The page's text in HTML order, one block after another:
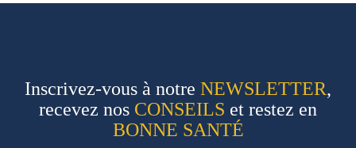
Inscrivez-vous à notre NEWSLETTER,
recevez nos CONSEILS et restez en
BONNE SANTÉ